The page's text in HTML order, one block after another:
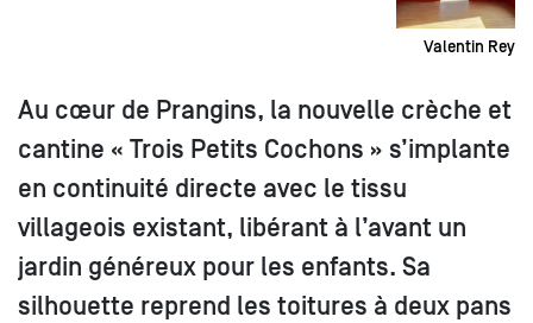
Au cœur de Prangins, la nouvelle crèche et
cantine « Trois Petits Cochons » s’implante
en continuité directe avec le tissu
villageois existant, libérant à l’avant un
jardin généreux pour les enfants. Sa
silhouette reprend les toitures à deux pans
Valentin Rey